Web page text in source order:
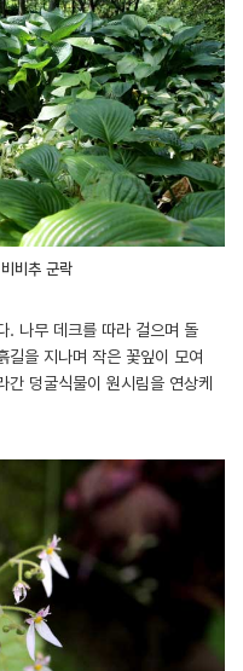
비추 군락
. 나무 데크를 따라 걸으며 돌
길을 지나며 작은 꽃잎이 모여
덩굴식물이 원시림을 연상케